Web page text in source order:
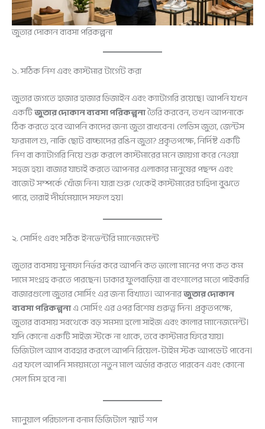
জুতার দোকান ব্যবসা পরিকল্পনা
১. সঠিক নিশ এবং কাস্টমার টার্গেট করা
জুতার জগতে হাজার হাজার ডিজাইন এবং ক্যাটাগরি রয়েছে। আপনি যখন
একটিজুতার দোকান ব্যবসা পরিকল্পনাতৈরি করবেন, তখন আপনাকে
ঠিক করতে হবে আপনি কাদের জন্য জুতা রাখবেন। লেডিস জুতা, জেন্টস
ফরমাল শু, নাকি ছোট বাচ্চাদের রঙিন জুতা? প্রকৃতপক্ষে, নির্দিষ্ট একটি
নিশ বা ক্যাটাগরি নিয়ে শুরু করলে কাস্টমারের মনে জায়গা করে নেওয়া
সহজ হয়। বাজার যাচাই করতে আপনার এলাকার মানুষের পছন্দ এবং
বাজেট সম্পর্কে খোঁজ নিন। যারা শুরু থেকেই কাস্টমারের চাহিদা বুঝতে
পারে, তারাই দীর্ঘমেয়াদে সফল হয়।
২. সোর্সিং এবং সঠিক ইনভেন্টরি ম্যানেজমেন্ট
জুতার ব্যবসায় মুনাফা নির্ভর করে আপনি কত ভালো মানের পণ্য কত কম
দামে সংগ্রহ করতে পারছেন। ঢাকার ফুলবাড়িয়া বা বংশালের মতো পাইকারি
বাজারগুলো জুতার সোর্সিং এর জন্য বিখ্যাত। আপনারজুতার দোকান
ব্যবসা পরিকল্পনাএ সোর্সিং এর ওপর বিশেষ গুরুত্ব দিন। প্রকৃতপক্ষে,
জুতার ব্যবসায় সবথেকে বড় সমস্যা হলো সাইজ এবং কালার ম্যানেজমেন্ট।
যদি কোনো একটি সাইজ স্টকে না থাকে, তবে কাস্টমার ফিরে যায়।
ডিজিটাল অ্যাপ ব্যবহার করলে আপনি রিয়েল-টাইম স্টক আপডেট পাবেন।
এর ফলে আপনি সময়মতো নতুন মাল অর্ডার করতে পারবেন এবং কোনো
সেল মিস হবে না।
ম্যানুয়াল পরিচালনা বনাম ডিজিটাল স্মার্ট শপ